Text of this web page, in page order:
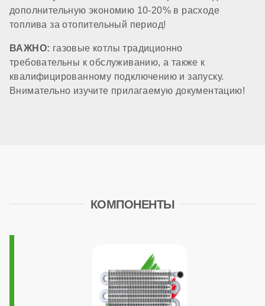
Расширительный бак
есть (8 литров)
Циркуляционный насос
встроенный в плату
нет
дополнительную экономию 10-20% в расходе
топлива за отопительный период!
ВАЖНО: газовые котлы традиционно
требовательны к обслуживанию, а также к
квалифицированному подключению и запуску.
Внимательно изучите прилагаемую документацию!
КОМПОНЕНТЫ